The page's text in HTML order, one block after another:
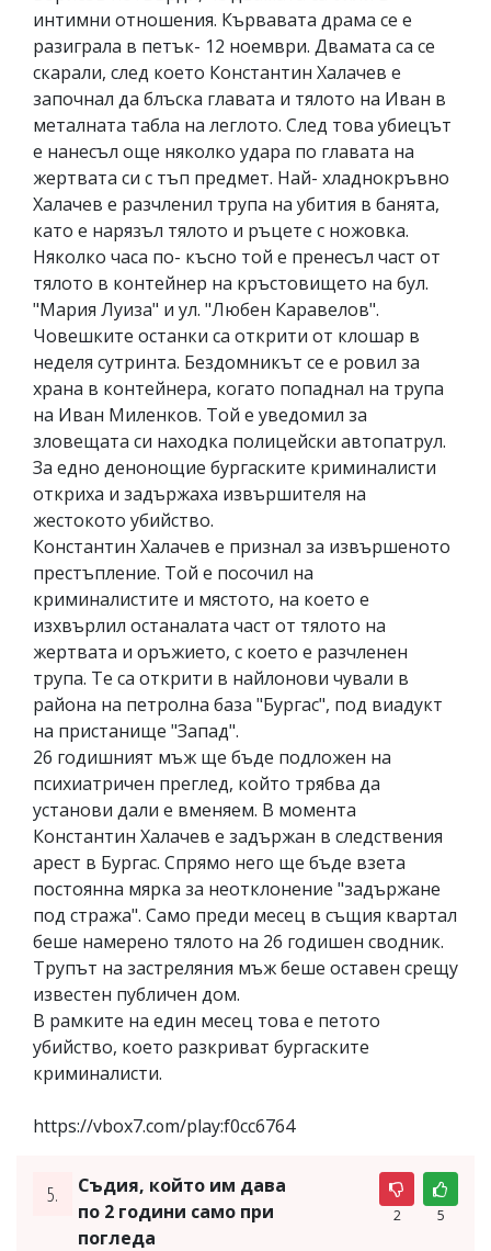
интимни отношения. Кървавата драма се е
разиграла в петък- 12 ноември. Двамата са се
скарали, след което Константин Халачев е
започнал да блъска главата и тялото на Иван в
металната табла на леглото. След това убиецът
е нанесъл още няколко удара по главата на
жертвата си с тъп предмет. Най- хладнокръвно
Халачев е разчленил трупа на убития в банята,
като е нарязъл тялото и ръцете с ножовка.
Няколко часа по- късно той е пренесъл част от
тялото в контейнер на кръстовището на бул.
"Мария Луиза" и ул. "Любен Каравелов".
Човешките останки са открити от клошар в
неделя сутринта. Бездомникът се е ровил за
храна в контейнера, когато попаднал на трупа
на Иван Миленков. Той е уведомил за
зловещата си находка полицейски автопатрул.
За едно денонощие бургаските криминалисти
откриха и задържаха извършителя на
жестокото убийство.
Константин Халачев е признал за извършеното
престъпление. Той е посочил на
криминалистите и мястото, на което е
изхвърлил останалата част от тялото на
жертвата и оръжието, с което е разчленен
трупа. Те са открити в найлонови чували в
района на петролна база "Бургас", под виадукт
на пристанище "Запад".
26 годишният мъж ще бъде подложен на
психиатричен преглед, който трябва да
установи дали е вменяем. В момента
Константин Халачев е задържан в следствения
арест в Бургас. Спрямо него ще бъде взета
постоянна мярка за неотклонение "задържане
под стража". Само преди месец в същия квартал
беше намерено тялото на 26 годишен сводник.
Трупът на застреляния мъж беше оставен срещу
известен публичен дом.
В рамките на един месец това е петото
убийство, което разкриват бургаските
криминалисти.
https://vbox7.com/play:f0cc6764
5.
Съдия, който им дава
по 2 години само при
погледа
2 5